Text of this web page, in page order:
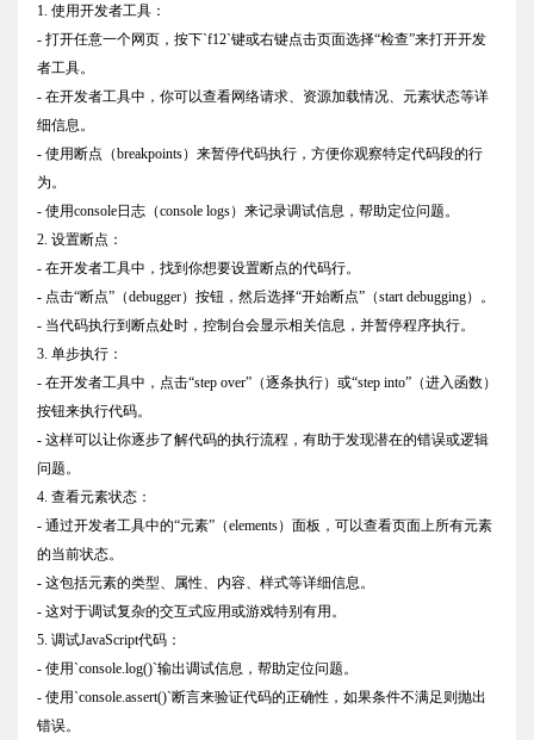
1. 使用开发者工具：
- 打开任意一个网页，按下`f12`键或右键点击页面选择“检查”来打开开发
者工具。
- 在开发者工具中，你可以查看网络请求、资源加载情况、元素状态等详
细信息。
- 使用断点（breakpoints）来暂停代码执行，方便你观察特定代码段的行
为。
- 使用console日志（console logs）来记录调试信息，帮助定位问题。
2. 设置断点：
- 在开发者工具中，找到你想要设置断点的代码行。
- 点击“断点”（debugger）按钮，然后选择“开始断点”（start debugging）。
- 当代码执行到断点处时，控制台会显示相关信息，并暂停程序执行。
3. 单步执行：
- 在开发者工具中，点击“step over”（逐条执行）或“step into”（进入函数）
按钮来执行代码。
- 这样可以让你逐步了解代码的执行流程，有助于发现潜在的错误或逻辑
问题。
4. 查看元素状态：
- 通过开发者工具中的“元素”（elements）面板，可以查看页面上所有元素
的当前状态。
- 这包括元素的类型、属性、内容、样式等详细信息。
- 这对于调试复杂的交互式应用或游戏特别有用。
5. 调试JavaScript代码：
- 使用`console.log()`输出调试信息，帮助定位问题。
- 使用`console.assert()`断言来验证代码的正确性，如果条件不满足则抛出
错误。